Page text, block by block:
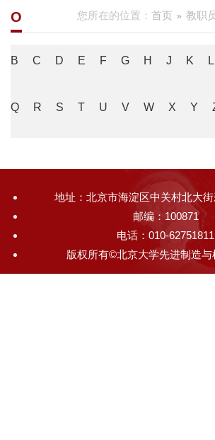
您所在的位置： 首页 教职
O
B C D E F G H J K L
Q R S T U V W X Y
地址：北京市海淀区中关村北大
邮编：100871
电话：010-62751811
版权所有©北京大学先进制造与